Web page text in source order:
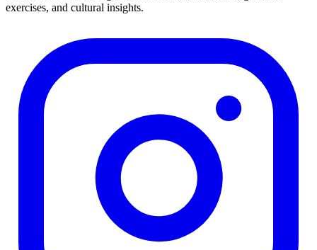
exercises, and cultural insights.